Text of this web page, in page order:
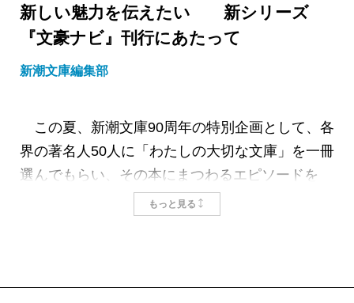
新しい魅力を伝えたい 新シリーズ
『文豪ナビ』刊行にあたって
新潮文庫編集部
この夏、新潮文庫90周年の特別企画として、各
界の著名人50人に「わたしの大切な文庫」を一冊
選んでもらい、その本にまつわるエピソードを
「週刊新潮」誌上で紹介しました。
もっと見る